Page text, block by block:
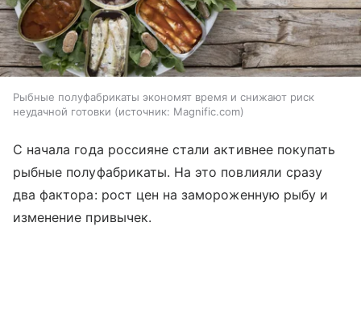
Рыбные полуфабрикаты экономят время и снижают риск
неудачной готовки
источник: Magnific.com
С начала года россияне стали активнее покупать
рыбные полуфабрикаты. На это повлияли сразу
два фактора: рост цен на замороженную рыбу и
изменение привычек.